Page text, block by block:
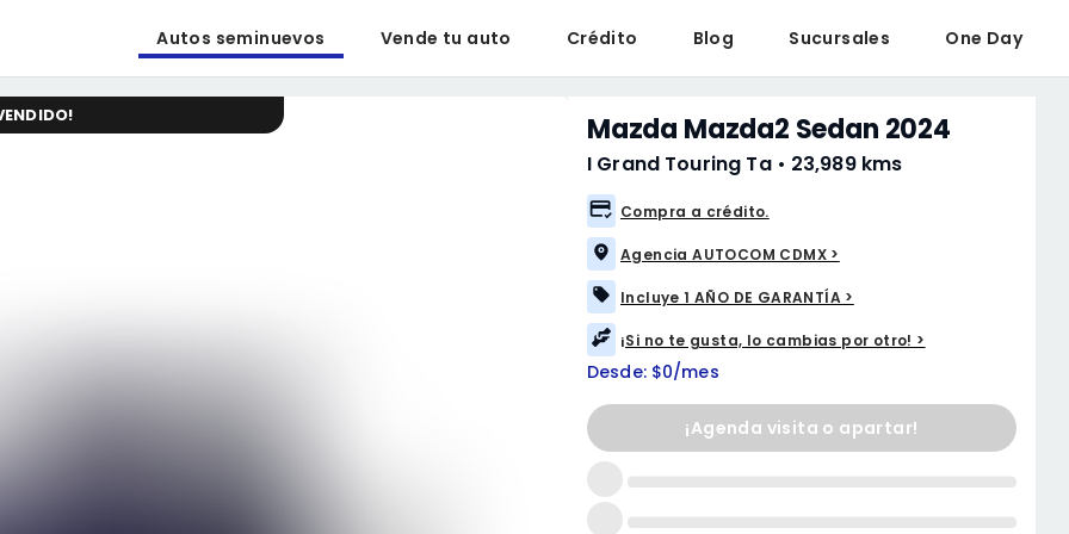
Autos seminuevos Vende tu auto Crédito Blog Sucursales One Day
! Mazda Mazda2 Sedan 2024
I Grand Touring Ta • 23,989 kms
Compra a crédito.
Agencia AUTOCOM CDMX >
Incluye 1 AÑO DE GARANTÍA >
¡Si no te gusta, lo cambias por otro! >
Desde: $0/mes
¡Agenda visita o apartar!